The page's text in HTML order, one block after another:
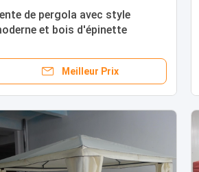
de pergola avec style
et bois d'épinette
Meilleur Prix